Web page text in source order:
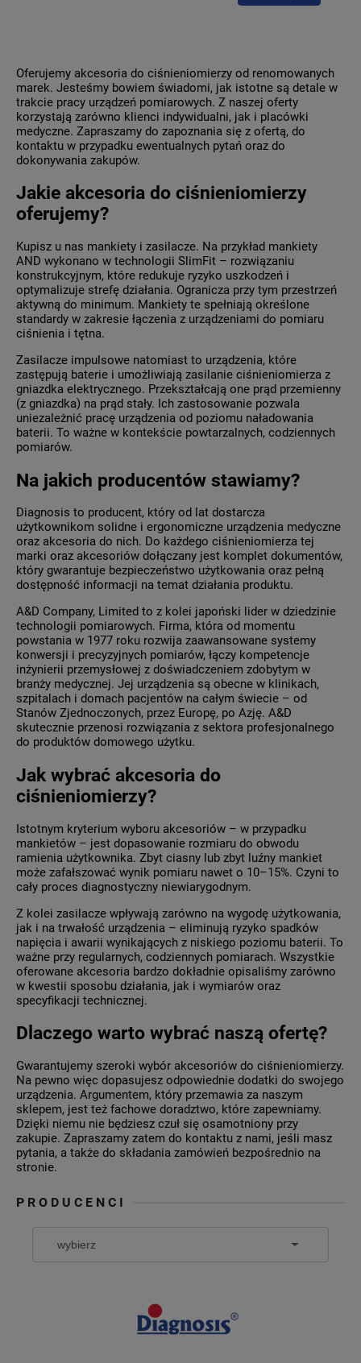
Oferujemy akcesoria do ciśnieniomierzy od renomowanych
marek. Jesteśmy bowiem świadomi, jak istotne są detale w
trakcie pracy urządzeń pomiarowych. Z naszej oferty
korzystają zarówno klienci indywidualni, jak i placówki
medyczne. Zapraszamy do zapoznania się z ofertą, do
kontaktu w przypadku ewentualnych pytań oraz do
dokonywania zakupów.
Jakie akcesoria do ciśnieniomierzy
oferujemy?
Kupisz u nas mankiety i zasilacze. Na przykład mankiety
AND wykonano w technologii SlimFit – rozwiązaniu
konstrukcyjnym, które redukuje ryzyko uszkodzeń i
optymalizuje strefę działania. Ogranicza przy tym przestrzeń
aktywną do minimum. Mankiety te spełniają określone
standardy w zakresie łączenia z urządzeniami do pomiaru
ciśnienia i tętna.
Zasilacze impulsowe natomiast to urządzenia, które
zastępują baterie i umożliwiają zasilanie ciśnieniomierza z
gniazdka elektrycznego. Przekształcają one prąd przemienny
(z gniazdka) na prąd stały. Ich zastosowanie pozwala
uniezależnić pracę urządzenia od poziomu naładowania
baterii. To ważne w kontekście powtarzalnych, codziennych
pomiarów.
Na jakich producentów stawiamy?
Diagnosis to producent, który od lat dostarcza
użytkownikom solidne i ergonomiczne urządzenia medyczne
oraz akcesoria do nich. Do każdego ciśnieniomierza tej
marki oraz akcesoriów dołączany jest komplet dokumentów,
który gwarantuje bezpieczeństwo użytkowania oraz pełną
dostępność informacji na temat działania produktu.
A&D Company, Limited to z kolei japoński lider w dziedzinie
technologii pomiarowych. Firma, która od momentu
powstania w 1977 roku rozwija zaawansowane systemy
konwersji i precyzyjnych pomiarów, łączy kompetencje
inżynierii przemysłowej z doświadczeniem zdobytym w
branży medycznej. Jej urządzenia są obecne w klinikach,
szpitalach i domach pacjentów na całym świecie – od
Stanów Zjednoczonych, przez Europę, po Azję. A&D
skutecznie przenosi rozwiązania z sektora profesjonalnego
do produktów domowego użytku.
Jak wybrać akcesoria do
ciśnieniomierzy?
Istotnym kryterium wyboru akcesoriów – w przypadku
mankietów – jest dopasowanie rozmiaru do obwodu
ramienia użytkownika. Zbyt ciasny lub zbyt luźny mankiet
może zafałszować wynik pomiaru nawet o 10–15%. Czyni to
cały proces diagnostyczny niewiarygodnym.
Z kolei zasilacze wpływają zarówno na wygodę użytkowania,
jak i na trwałość urządzenia – eliminują ryzyko spadków
napięcia i awarii wynikających z niskiego poziomu baterii. To
ważne przy regularnych, codziennych pomiarach. Wszystkie
oferowane akcesoria bardzo dokładnie opisaliśmy zarówno
w kwestii sposobu działania, jak i wymiarów oraz
specyfikacji technicznej.
Dlaczego warto wybrać naszą ofertę?
Gwarantujemy szeroki wybór akcesoriów do ciśnieniomierzy.
Na pewno więc dopasujesz odpowiednie dodatki do swojego
urządzenia. Argumentem, który przemawia za naszym
sklepem, jest też fachowe doradztwo, które zapewniamy.
Dzięki niemu nie będziesz czuł się osamotniony przy
zakupie. Zapraszamy zatem do kontaktu z nami, jeśli masz
pytania, a także do składania zamówień bezpośrednio na
stronie.
PRODUCENCI